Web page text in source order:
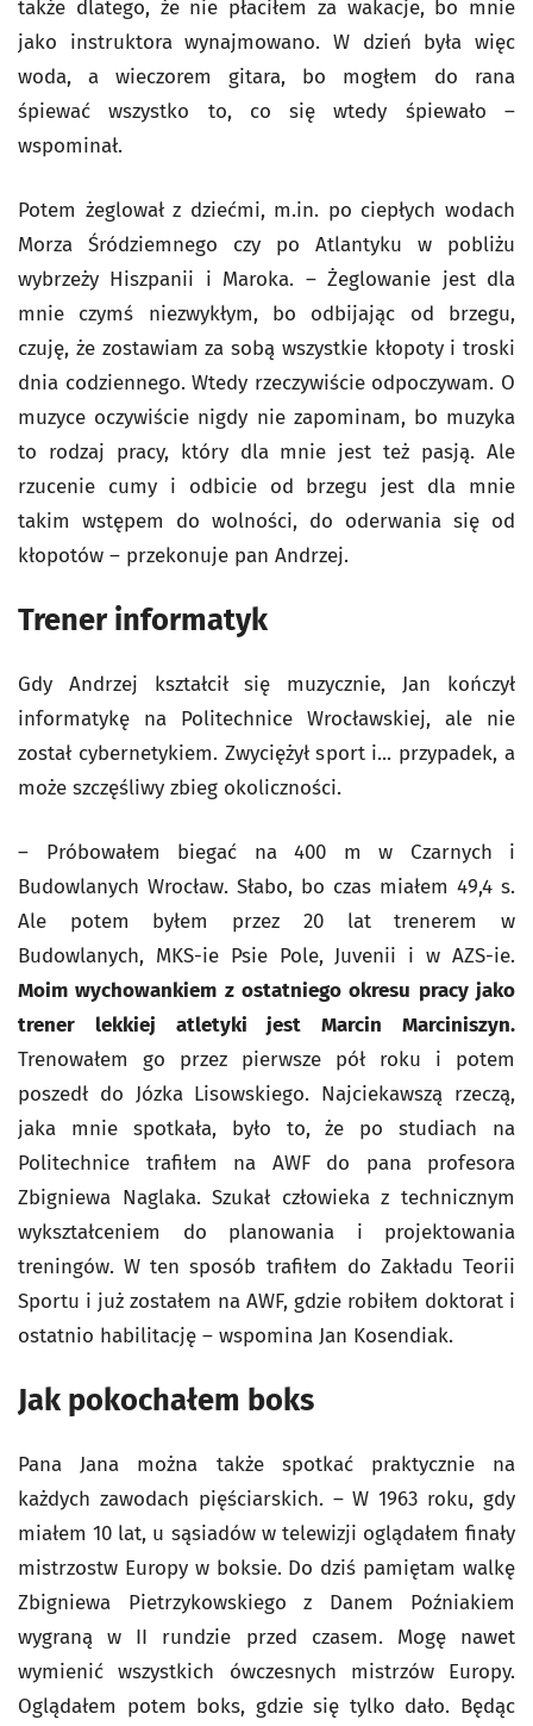
także dlatego, że nie płaciłem za wakacje, bo mnie
jako instruktora wynajmowano. W dzień była więc
woda, a wieczorem gitara, bo mogłem do rana
śpiewać wszystko to, co się wtedy śpiewało –
wspominał.
Potem żeglował z dziećmi, m.in. po ciepłych wodach
Morza Śródziemnego czy po Atlantyku w pobliżu
wybrzeży Hiszpanii i Maroka. – Żeglowanie jest dla
mnie czymś niezwykłym, bo odbijając od brzegu,
czuję, że zostawiam za sobą wszystkie kłopoty i troski
dnia codziennego. Wtedy rzeczywiście odpoczywam. O
muzyce oczywiście nigdy nie zapominam, bo muzyka
to rodzaj pracy, który dla mnie jest też pasją. Ale
rzucenie cumy i odbicie od brzegu jest dla mnie
takim wstępem do wolności, do oderwania się od
kłopotów – przekonuje pan Andrzej.
Trener informatyk
Gdy Andrzej kształcił się muzycznie, Jan kończył
informatykę na Politechnice Wrocławskiej, ale nie
został cybernetykiem. Zwyciężył sport i... przypadek, a
może szczęśliwy zbieg okoliczności.
– Próbowałem biegać na 400 m w Czarnych i
Budowlanych Wrocław. Słabo, bo czas miałem 49,4 s.
Ale potem byłem przez 20 lat trenerem w
Budowlanych, MKS-ie Psie Pole, Juvenii i w AZS-ie.
Moim wychowankiem z ostatniego okresu pracy jako
trener lekkiej atletyki jest Marcin Marciniszyn.
Trenowałem go przez pierwsze pół roku i potem
poszedł do Józka Lisowskiego. Najciekawszą rzeczą,
jaka mnie spotkała, było to, że po studiach na
Politechnice trafiłem na AWF do pana profesora
Zbigniewa Naglaka. Szukał człowieka z technicznym
wykształceniem do planowania i projektowania
treningów. W ten sposób trafiłem do Zakładu Teorii
Sportu i już zostałem na AWF, gdzie robiłem doktorat i
ostatnio habilitację – wspomina Jan Kosendiak.
Jak pokochałem boks
Pana Jana można także spotkać praktycznie na
każdych zawodach pięściarskich. – W 1963 roku, gdy
miałem 10 lat, u sąsiadów w telewizji oglądałem finały
mistrzostw Europy w boksie. Do dziś pamiętam walkę
Zbigniewa Pietrzykowskiego z Danem Poźniakiem
wygraną w II rundzie przed czasem. Mogę nawet
wymienić wszystkich ówczesnych mistrzów Europy.
Oglądałem potem boks, gdzie się tylko dało. Będąc